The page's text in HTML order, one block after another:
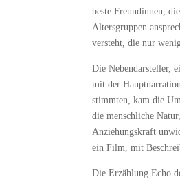
beste Freundinnen,
Altersgruppen
versteht, die nur
Die Nebendarsteller,
mit der
stimmten, kam die
die menschliche
Anziehungskraft
ein Film, mit
Die Erzählung Echo